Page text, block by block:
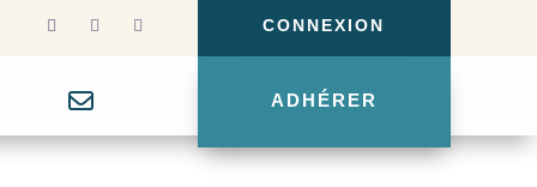
CONNEXION
ADHÉRER